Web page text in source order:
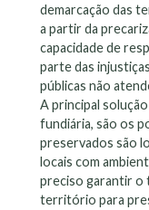
demarcação das
a partir da
capacidade de
parte das
públicas não
A principal
fundiária, são os
preservados são
locais com
preciso garantir o
território para